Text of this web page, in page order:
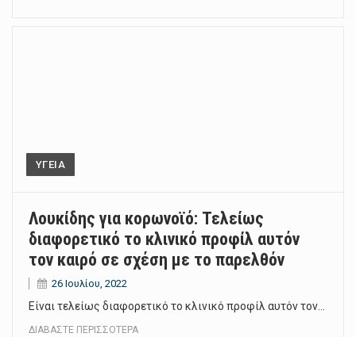
ΥΓΕΙΑ
Λουκίδης για κορωνοϊό: Τελείως
διαφορετικό το κλινικό προφίλ αυτόν
τον καιρό σε σχέση με το παρελθόν
26 Ιουλίου, 2022
Είναι τελείως διαφορετικό το κλινικό προφίλ αυτόν τον…
ΔΙΑΒΆΣΤΕ ΠΕΡΙΣΣΌΤΕΡΑ